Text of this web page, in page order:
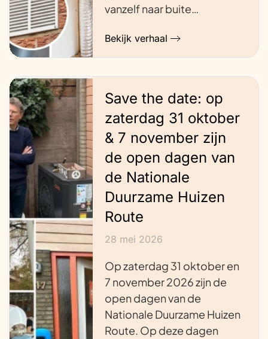
vanzelf naar buite…
Bekijk verhaal
Save the date: op
zaterdag 31 oktober
& 7 november zijn
de open dagen van
de Nationale
Duurzame Huizen
Route
28 mei 2026
Op zaterdag 31 oktober en
7 november 2026 zijn de
open dagen van de
Nationale Duurzame Huizen
Route. Op deze dagen